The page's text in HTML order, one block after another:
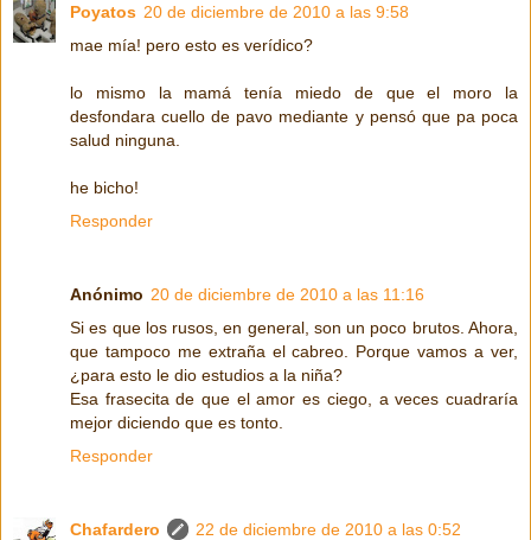
Poyatos 20 de diciembre de 2010 a las 9:58
mae mía! pero esto es verídico?
lo mismo la mamá tenía miedo de que el moro la
desfondara cuello de pavo mediante y pensó que pa poca
salud ninguna.
he bicho!
Responder
Anónimo 20 de diciembre de 2010 a las 11:16
Si es que los rusos, en general, son un poco brutos. Ahora,
que tampoco me extraña el cabreo. Porque vamos a ver,
¿para esto le dio estudios a la niña?
Esa frasecita de que el amor es ciego, a veces cuadraría
mejor diciendo que es tonto.
Responder
Chafardero
22 de diciembre de 2010 a las 0:52